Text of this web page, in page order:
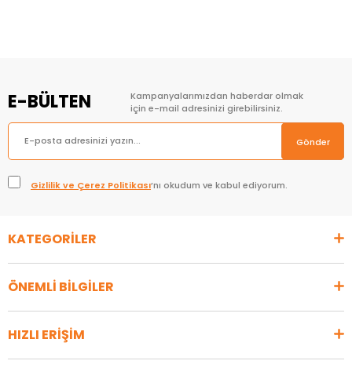
E-BÜLTEN
Kampanyalarımızdan haberdar olmak
için e-mail adresinizi girebilirsiniz.
Gönder
Gizlilik ve Çerez Politikası’nı okudum ve kabul ediyorum.
KATEGORİLER
ÖNEMLİ BİLGİLER
HIZLI ERİŞİM